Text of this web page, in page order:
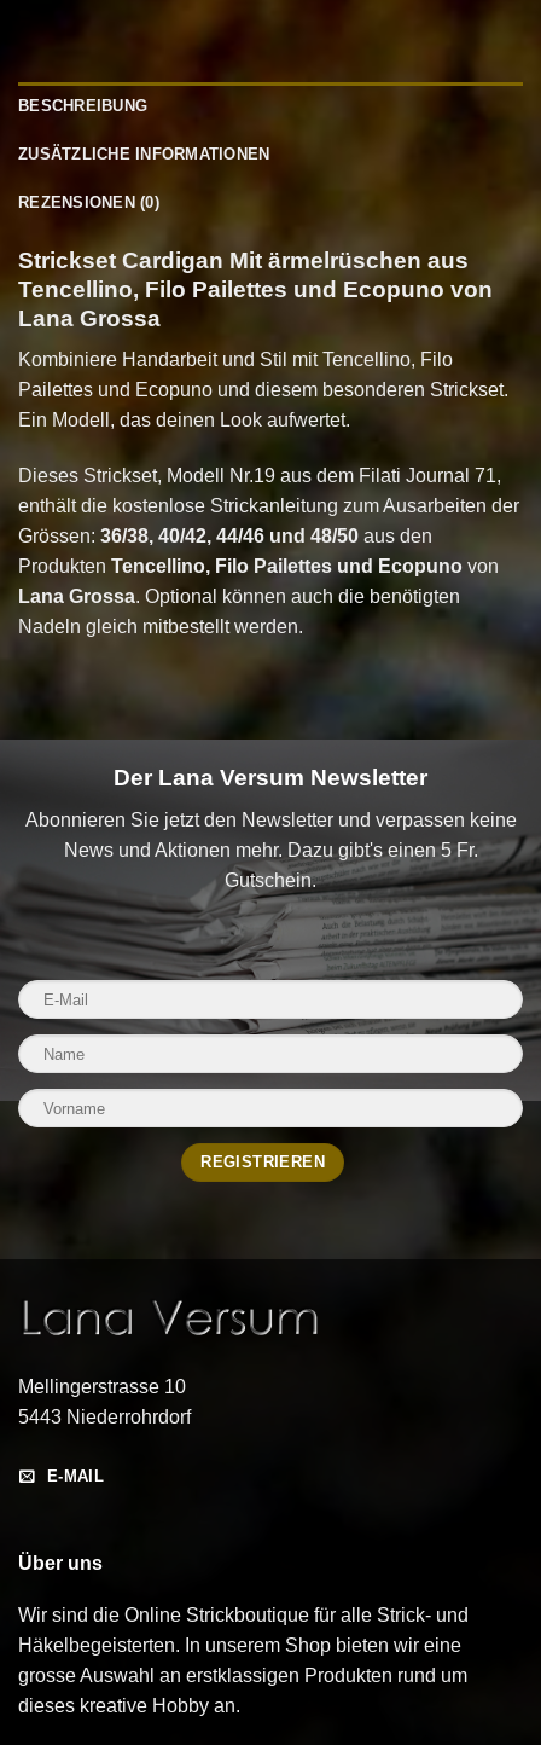
BESCHREIBUNG
ZUSÄTZLICHE INFORMATIONEN
REZENSIONEN (0)
Strickset Cardigan Mit ärmelrüschen aus
Tencellino, Filo Pailettes und Ecopuno von
Lana Grossa
Kombiniere Handarbeit und Stil mit Tencellino, Filo
Pailettes und Ecopuno und diesem besonderen Strickset.
Ein Modell, das deinen Look aufwertet.
Dieses Strickset, Modell Nr.19 aus dem Filati Journal 71,
enthält die kostenlose Strickanleitung zum Ausarbeiten der
Grössen: 36/38, 40/42, 44/46 und 48/50 aus den
Produkten Tencellino, Filo Pailettes und Ecopuno von
Lana Grossa. Optional können auch die benötigten
Nadeln gleich mitbestellt werden.
Der Lana Versum Newsletter
Abonnieren Sie jetzt den Newsletter und verpassen keine
News und Aktionen mehr. Dazu gibt's einen 5 Fr.
Gutschein.
Mellingerstrasse 10
5443 Niederrohrdorf
E-MAIL
Über uns
Wir sind die Online Strickboutique für alle Strick- und
Häkelbegeisterten. In unserem Shop bieten wir eine
grosse Auswahl an erstklassigen Produkten rund um
dieses kreative Hobby an.